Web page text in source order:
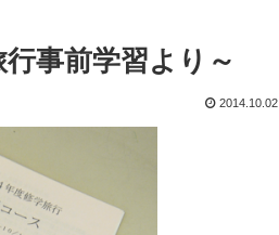
事前学習より～
2014.10.02